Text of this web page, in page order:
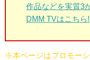
作品などを実質3
DMM TVはこちら!
※本ページはプロモー